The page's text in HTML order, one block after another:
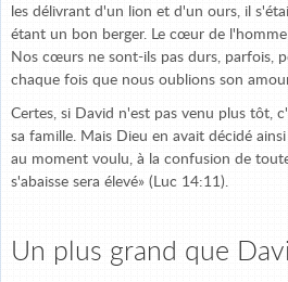
les délivrant d'un lion et d'un ours, il
étant un bon berger. Le cœur de
Nos cœurs ne sont-ils pas durs, parfois,
chaque fois que nous oublions son
Certes, si David n'est pas venu plus tôt,
sa famille. Mais Dieu en avait décidé
au moment voulu, à la confusion de
s'abaisse sera élevé» (Luc 14:11).
Un plus grand que